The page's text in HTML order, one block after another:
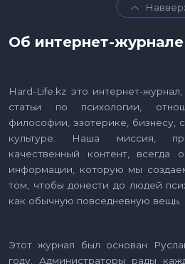
Об интернет-
Hard-Life.kz это интернет-
статьи по психологии,
философии, эзотерике, бизнесу,
культуре. Наша миссия,
качественный контент, всегда
информации, которую мы
том, чтобы донести до людей
как обычную повседневную вещь.
Этот журнал был основан
году. Администраторы рады